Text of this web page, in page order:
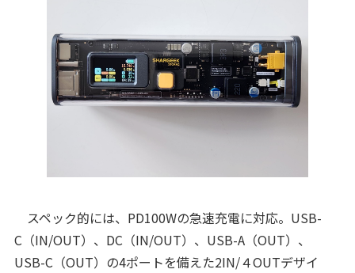
スペック的には、PD100Wの急速充電に対応。USB-
C（IN/OUT）、DC（IN/OUT）、USB-A（OUT）、
USB-C（OUT）の4ポートを備えた2IN/４OUTデザイ